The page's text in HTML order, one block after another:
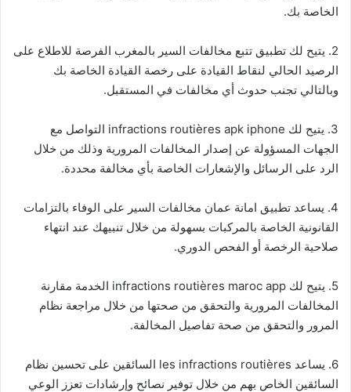
الخاصة بك.
2. يتيح لك تطبيق تتبع مخالفات السير بالمغرب الفرصة للاطلاع على
الرصيد الحالي لنقاط القيادة على رخصة القيادة الخاصة بك
وبالتالي تجنب حدوث أي مخالفات في المستقبل.
3. يتيح لك infractions routières apk iphone التواصل مع
الجهات المسؤولة عن إصدار المخالفات المرورية وذلك من خلال
الرد على الرسائل والإشعارات الخاصة بأي مخالفة محددة.
4. يساعد تطبيق امانة عمان مخالفات السير على الوفاء بالتزامات
القانونية الخاصة بالمركبات بسهولة من خلال تنبيهك عند انتهاء
صلاحية الرخصة أو الفحص الدوري.
5. يتيح لك infractions routières maroc app الخدمة مقارنة
المخالفات المرورية والتحقق من صحتها من خلال مراجعة نظام
المرور والتحقق من صحة تفاصيل المخالفة.
6. يساعد les infractions routières
السائقين على تحسين نظام
السائقين الخاص بهم من خلال توفير نصائح وإرشادات تعزز الوعي